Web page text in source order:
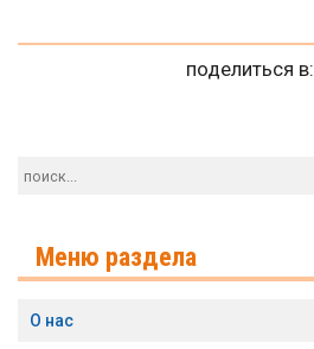
поделиться в:
Меню раздела
О нас